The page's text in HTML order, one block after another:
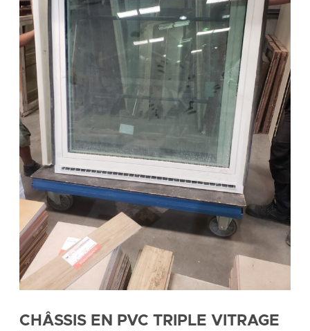
CHÂSSIS EN PVC TRIPLE VITRAGE